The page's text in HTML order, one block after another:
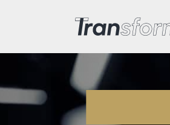
Transform Iran